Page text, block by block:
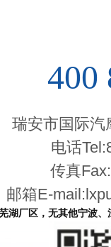
400
瑞安市国际汽
电话
传真
邮箱E-
湖厂区，无其他宁波